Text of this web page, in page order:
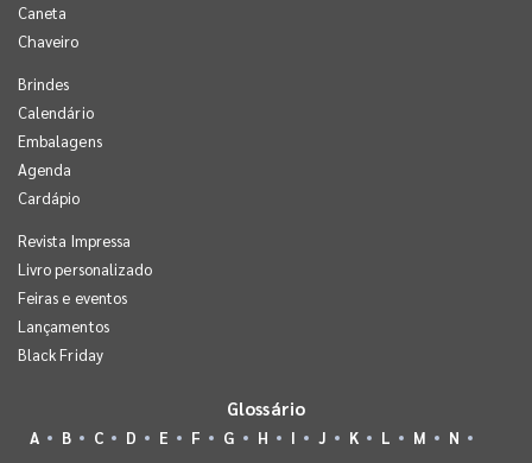
Caneta
Chaveiro
Brindes
Calendário
Embalagens
Agenda
Cardápio
Revista Impressa
Livro personalizado
Feiras e eventos
Lançamentos
Black Friday
Glossário
A B C D E F G H I J K L M
N